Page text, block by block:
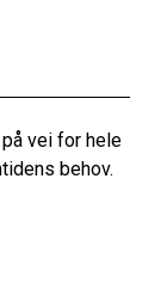
vei for hele
behov.